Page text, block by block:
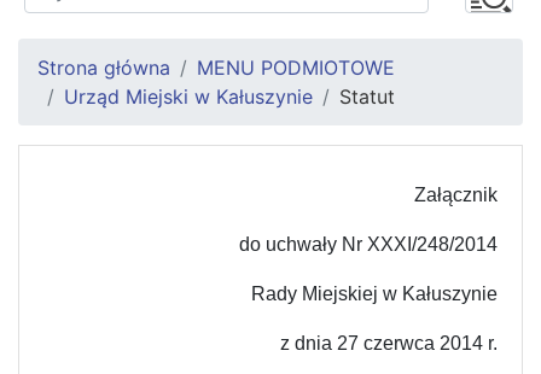
Strona główna
MENU PODMIOTOWE
Urząd Miejski w Kałuszynie
Statut
Załącznik
do uchwały Nr XXXI/248/2014
Rady Miejskiej w Kałuszynie
z dnia 27 czerwca 2014 r.